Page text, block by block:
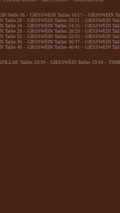
Taille 16 - GIESSWEIN Tailles 16/17 - GIESSWEIN
Taille 20 - GIESSWEIN Tailles 20/21 - GIESSWEIN
Taille 24 - GIESSWEIN Tailles 24/25 - GIESSWEIN
Taille 28 - GIESSWEIN Tailles 28/29 - GIESSWEIN
Taille 32 - GIESSWEIN Tailles 32/33 - GIESSWEIN
Taille 36 - GIESSWEIN Tailles 36/37 - GIESSWEIN
Taille 40 - GIESSWEIN Tailles 40/41 - GIESSWEIN
Tailles 33/34 - GIESSWEIN Tailles 33/34 -